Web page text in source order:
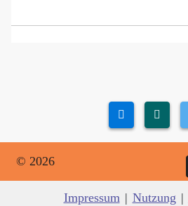
© 2026
Impressum | Nutzung |